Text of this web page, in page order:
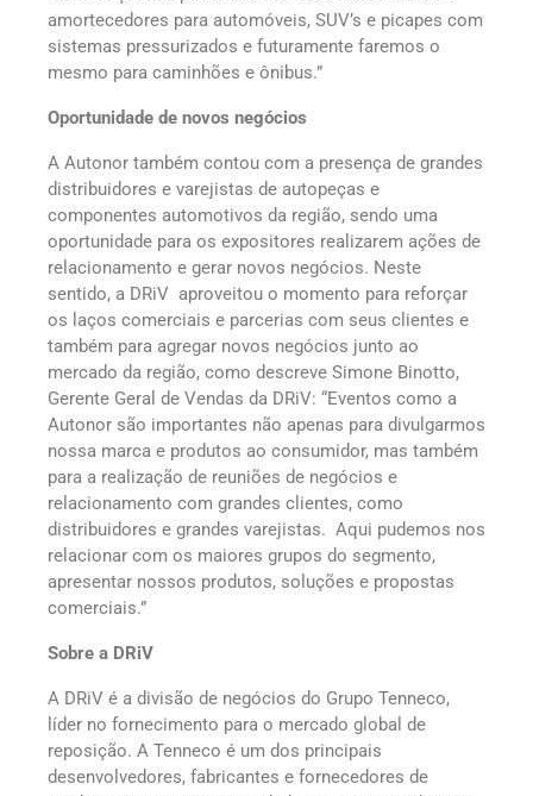
amortecedores para automóveis, SUV’s e picapes com
sistemas pressurizados e futuramente faremos o
mesmo para caminhões e ônibus.”
Oportunidade de novos negócios
A Autonor também contou com a presença de grandes
distribuidores e varejistas de autopeças e
componentes automotivos da região, sendo uma
oportunidade para os expositores realizarem ações de
relacionamento e gerar novos negócios. Neste
sentido, a DRiV aproveitou o momento para reforçar
os laços comerciais e parcerias com seus clientes e
também para agregar novos negócios junto ao
mercado da região, como descreve Simone Binotto,
Gerente Geral de Vendas da DRiV: “Eventos como a
Autonor são importantes não apenas para divulgarmos
nossa marca e produtos ao consumidor, mas também
para a realização de reuniões de negócios e
relacionamento com grandes clientes, como
distribuidores e grandes varejistas. Aqui pudemos nos
relacionar com os maiores grupos do segmento,
apresentar nossos produtos, soluções e propostas
comerciais.”
Sobre a DRiV
A DRiV é a divisão de negócios do Grupo Tenneco,
líder no fornecimento para o mercado global de
reposição. A Tenneco é um dos principais
desenvolvedores, fabricantes e fornecedores de